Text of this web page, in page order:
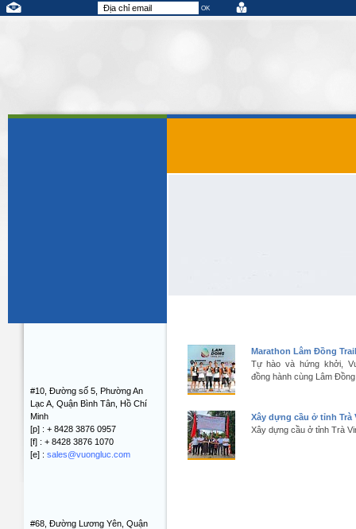
#10, Đường số 5, Phường An
Lạc A, Quận Bình Tân, Hồ Chí
Minh
[p] : + 8428 3876 0957
[f] : + 8428 3876 1070
[e] : sales@vuongluc.com
#68, Đường Lương Yên, Quận
Marathon Lâm Đồng
Tự hào và hứng khởi,
đồng hành cùng Lâm
Xây dựng cầu ở tỉnh Trà
Xây dựng cầu ở tỉnh Trà